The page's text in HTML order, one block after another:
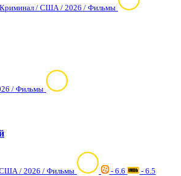
Криминал / США / 2026 / Фильмы
/ Фильмы
/ 2026 / Фильмы - 6.6 - 6.5